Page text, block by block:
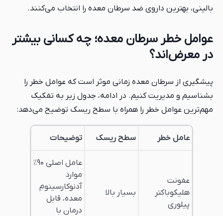
بالینی، بهترین داروی ضد سرطان معده را انتخاب می‌کنند.
عوامل خطر سرطان معده؛ چه کسانی بیشتر
در معرض‌اند؟
پیشگیری از سرطان معده زمانی موثر است که عوامل خطر را
بشناسیم و مدیریت کنیم. در ادامه، جدول زیر به تفکیک
مهم‌ترین عوامل خطر را همراه با سطح ریسک توضیح می‌دهد:
عامل خطر سطح ریسک توضیحات
عفونت
هلیکوباکتر
پیلوری
بسیار بالا
عامل اصلی ۹۰٪
موارد
آدنوکارسینوم
معده، قابل
درمان با